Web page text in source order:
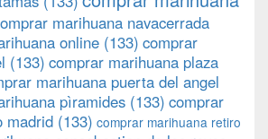
marihuana navacerrada
online (133) comprar
(133) comprar marihuana plaza
marihuana puerta del angel
pìramides (133) comprar
madrid (133) comprar marihuana retiro